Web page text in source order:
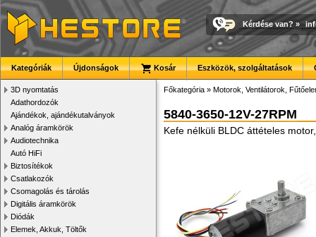
Kérdése van? »
Kategóriák Újdonságok Kosár Eszközök, szolgáltatások
3D nyomtatás
Adathordozók
Ajándékok, ajándékutalványok
Analóg áramkörök
Audiotechnika
Autó HiFi
Biztosítékok
Csatlakozók
Csomagolás és tárolás
Digitális áramkörök
Diódák
Elemek, Akkuk, Töltők
Főkategória » Motorok, Ventilátorok,
5840-3650-12V-27RPM
Kefe nélküli BLDC áttételes